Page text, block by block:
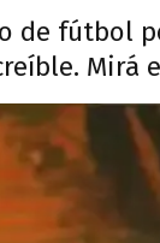
de fútbol
Mirá